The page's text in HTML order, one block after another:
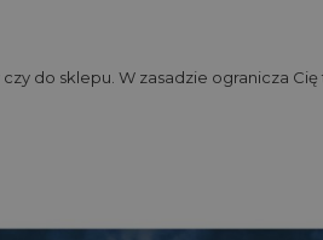
do sklepu. W zasadzie ogranicza